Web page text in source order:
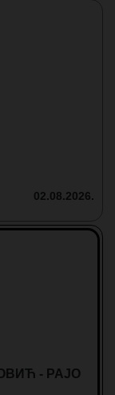
02.08.2026.
- РАЈО